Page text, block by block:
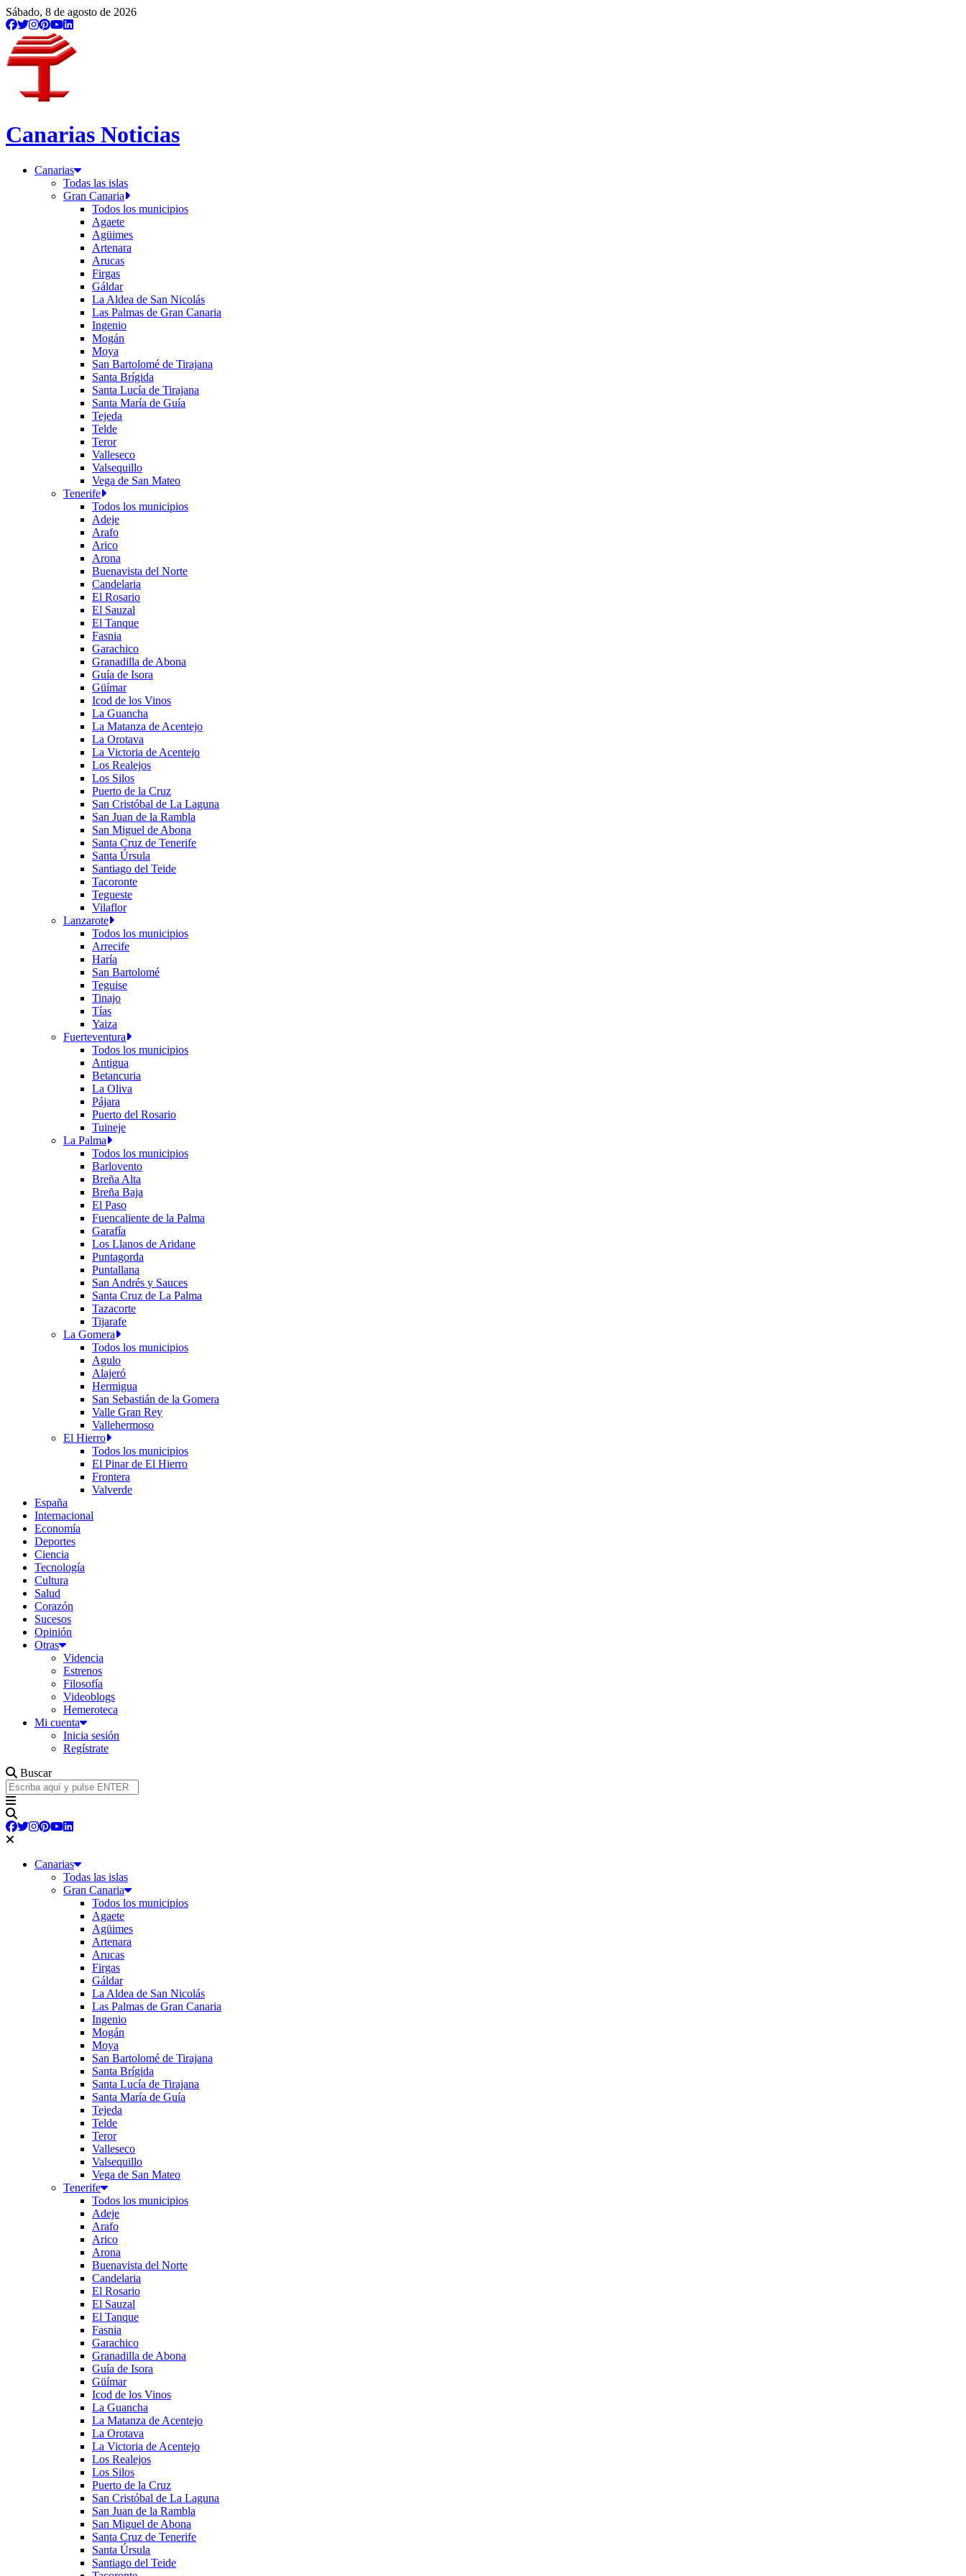
Sábado, 8 de agosto de 2026
Canarias Noticias
Canarias
Todas las islas
Gran Canaria
Todos los municipios
Agaete
Agüimes
Artenara
Arucas
Firgas
Gáldar
La Aldea de San Nicolás
Las Palmas de Gran Canaria
Ingenio
Mogán
Moya
San Bartolomé de Tirajana
Santa Brígida
Santa Lucía de Tirajana
Santa María de Guía
Tejeda
Telde
Teror
Valleseco
Valsequillo
Vega de San Mateo
Tenerife
Todos los municipios
Adeje
Arafo
Arico
Arona
Buenavista del Norte
Candelaria
El Rosario
El Sauzal
El Tanque
Fasnia
Garachico
Granadilla de Abona
Guía de Isora
Güímar
Icod de los Vinos
La Guancha
La Matanza de Acentejo
La Orotava
La Victoria de Acentejo
Los Realejos
Los Silos
Puerto de la Cruz
San Cristóbal de La Laguna
San Juan de la Rambla
San Miguel de Abona
Santa Cruz de Tenerife
Santa Úrsula
Santiago del Teide
Tacoronte
Tegueste
Vilaflor
Lanzarote
Todos los municipios
Arrecife
Haría
San Bartolomé
Teguise
Tinajo
Tías
Yaiza
Fuerteventura
Todos los municipios
Antigua
Betancuria
La Oliva
Pájara
Puerto del Rosario
Tuineje
La Palma
Todos los municipios
Barlovento
Breña Alta
Breña Baja
El Paso
Fuencaliente de la Palma
Garafía
Los Llanos de Aridane
Puntagorda
Puntallana
San Andrés y Sauces
Santa Cruz de La Palma
Tazacorte
Tijarafe
La Gomera
Todos los municipios
Agulo
Alajeró
Hermigua
San Sebastián de la Gomera
Valle Gran Rey
Vallehermoso
El Hierro
Todos los municipios
El Pinar de El Hierro
Frontera
Valverde
España
Internacional
Economía
Deportes
Ciencia
Tecnología
Cultura
Salud
Corazón
Sucesos
Opinión
Otras
Videncia
Estrenos
Filosofía
Videoblogs
Hemeroteca
Mi cuenta
Inicia sesión
Regístrate
Buscar
Canarias
Todas las islas
Gran Canaria
Todos los municipios
Agaete
Agüimes
Artenara
Arucas
Firgas
Gáldar
La Aldea de San Nicolás
Las Palmas de Gran Canaria
Ingenio
Mogán
Moya
San Bartolomé de Tirajana
Santa Brígida
Santa Lucía de Tirajana
Santa María de Guía
Tejeda
Telde
Teror
Valleseco
Valsequillo
Vega de San Mateo
Tenerife
Todos los municipios
Adeje
Arafo
Arico
Arona
Buenavista del Norte
Candelaria
El Rosario
El Sauzal
El Tanque
Fasnia
Garachico
Granadilla de Abona
Guía de Isora
Güímar
Icod de los Vinos
La Guancha
La Matanza de Acentejo
La Orotava
La Victoria de Acentejo
Los Realejos
Los Silos
Puerto de la Cruz
San Cristóbal de La Laguna
San Juan de la Rambla
San Miguel de Abona
Santa Cruz de Tenerife
Santa Úrsula
Santiago del Teide